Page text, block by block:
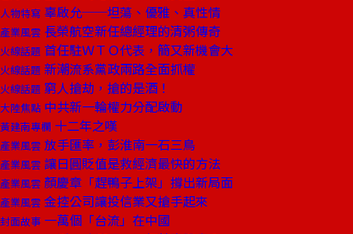
人物特寫 辜啟允──坦蕩、優雅、真性情
產業風雲 長榮航空新任總經理的清粥傳奇
火線話題 首任駐ＷＴＯ代表，簡又新機會大
火線話題 新潮流系黨政兩路全面抓權
火線話題 窮人搶劫，搶的是酒！
大陸焦點 中共新一輪權力分配啟動
黃建南專欄 十二年之嘆
產業風雲 放手匯率，彭淮南一石三鳥
產業風雲 讓日圓貶值是救經濟最快的方法
產業風雲 顏慶章「趕鴨子上架」撐出新局面
產業風雲 金控公司讓投信業又搶手起來
封面故事 一萬個「台流」在中國